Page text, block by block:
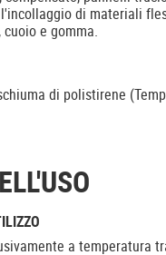
di materiali
cuoio e gomma.
di polistirene
a temperatura